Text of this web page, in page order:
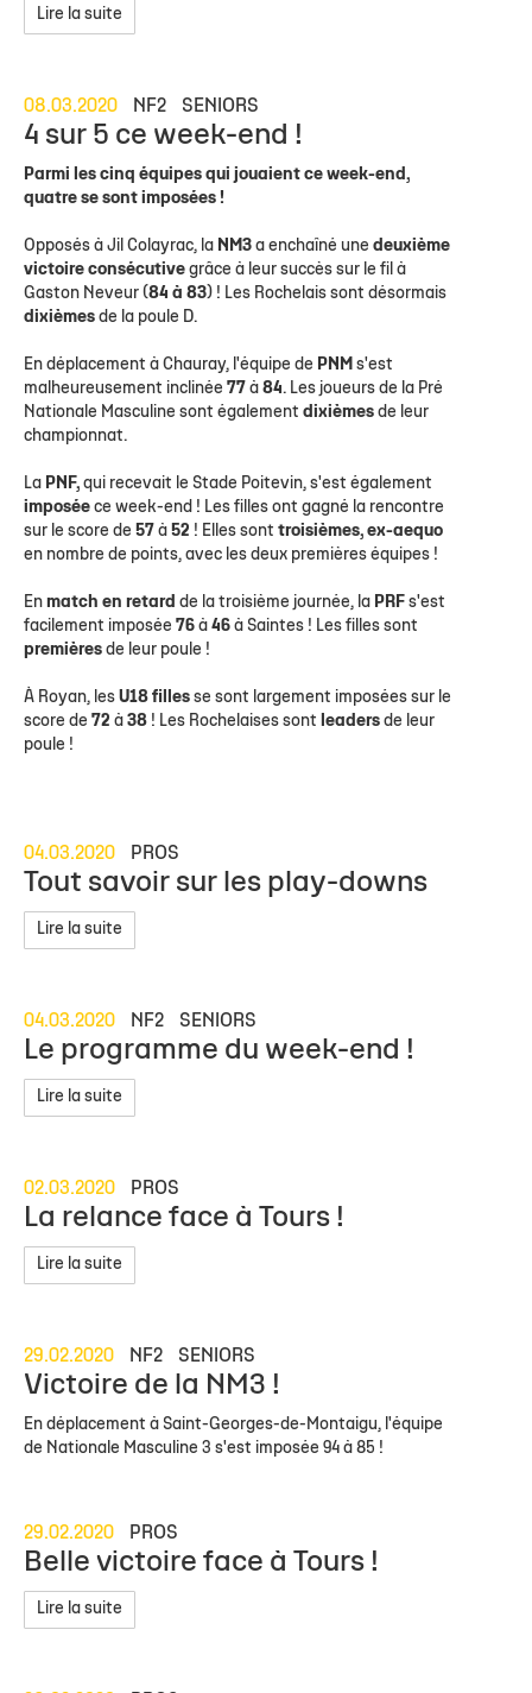
Lire la suite
08.03.2020 NF2 SENIORS
4 sur 5 ce week-end !
Parmi les cinq équipes qui jouaient ce week-end,
quatre se sont imposées !
Opposés à Jil Colayrac, la NM3 a enchaîné une deuxième
victoire consécutive grâce à leur succès sur le fil à
Gaston Neveur (84 à 83) ! Les Rochelais sont désormais
dixièmes de la poule D.
En déplacement à Chauray, l'équipe de PNM s'est
malheureusement inclinée 77 à 84. Les joueurs de la Pré
Nationale Masculine sont également dixièmes de leur
championnat.
La PNF, qui recevait le Stade Poitevin, s'est également
imposée ce week-end ! Les filles ont gagné la rencontre
sur le score de 57 à 52 ! Elles sont troisièmes, ex-aequo
en nombre de points, avec les deux premières équipes !
En match en retard de la troisième journée, la PRF s'est
facilement imposée 76 à 46 à Saintes ! Les filles sont
premières de leur poule !
À Royan, les U18 filles se sont largement imposées sur le
score de 72 à 38 ! Les Rochelaises sont leaders de leur
poule !
04.03.2020 PROS
Tout savoir sur les play-downs
Lire la suite
04.03.2020 NF2 SENIORS
Le programme du week-end !
Lire la suite
02.03.2020 PROS
La relance face à Tours !
Lire la suite
29.02.2020 NF2 SENIORS
Victoire de la NM3 !
En déplacement à Saint-Georges-de-Montaigu, l'équipe
de Nationale Masculine 3 s'est imposée 94 à 85 !
29.02.2020 PROS
Belle victoire face à Tours !
Lire la suite